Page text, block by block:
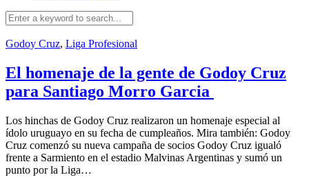
Godoy Cruz, Liga Profesional
El homenaje de la gente de Godoy Cruz
para Santiago Morro Garcia
Los hinchas de Godoy Cruz realizaron un homenaje especial al
ídolo uruguayo en su fecha de cumpleaños. Mira también: Godoy
Cruz comenzó su nueva campaña de socios Godoy Cruz igualó
frente a Sarmiento en el estadio Malvinas Argentinas y sumó un
punto por la Liga…